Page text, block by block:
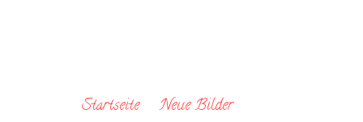
Startseite Neue Bilder